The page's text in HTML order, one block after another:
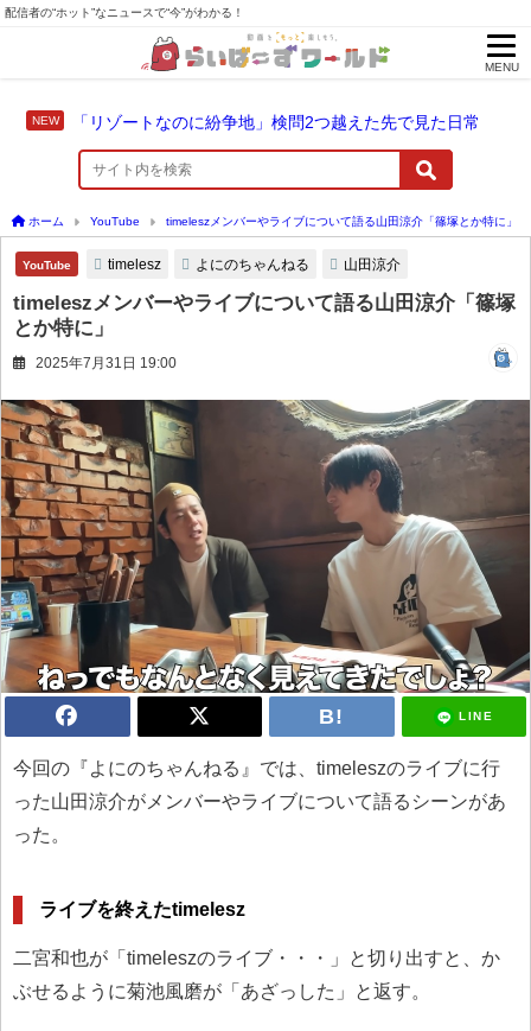
配信者の“ホット”なニュースで“今”がわかる！
MENU
「リゾートなのに紛争地」検問2つ越えた先で見た日常
ホーム YouTube timeleszメンバーやライブについて語る山田涼介「篠塚とか特に」
YouTube timelesz よにのちゃんねる 山田涼介
timeleszメンバーやライブについて語る山田涼介「篠塚
とか特に」
2025年7月31日 19:00
LINE
今回の『よにのちゃんねる』では、timeleszのライブに行
った山田涼介がメンバーやライブについて語るシーンがあ
った。
ライブを終えたtimelesz
二宮和也が「timeleszのライブ・・・」と切り出すと、か
ぶせるように菊池風磨が「あざっした」と返す。